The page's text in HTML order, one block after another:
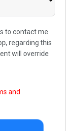
to contact me
regarding this
will override
and